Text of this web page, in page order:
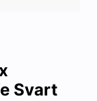
Svart